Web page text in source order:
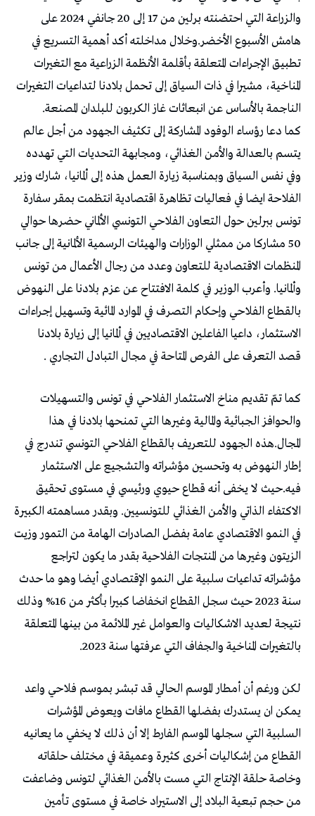
والزراعة التي احتضنته برلين من 17 إلى 20 جانفي 2024 على
هامش الأسبوع الأخضر.وخلال مداخلته أكد أهمية التسريع في
تطبيق الإجراءات المتعلقة بأقلمة الأنظمة الزراعية مع التغيرات
المناخية، مشيرا في ذات السياق إلى تحمل بلادنا لتداعيات التغيرات
الناجمة بالأساس عن انبعاثات غاز الكربون للبلدان المصنعة.
كما دعا رؤساء الوفود المشاركة إلى تكثيف الجهود من أجل عالم
يتسم بالعدالة والأمن الغذائي، ومجابهة التحديات التي تهدده
وفي نفس السياق وبمناسبة زيارة العمل هذه إلى ألمانيا، شارك وزير
الفلاحة ايضا في فعاليات تظاهرة اقتصادية انتظمت بمقر سفارة
تونس ببرلين حول التعاون الفلاحي التونسي الألماني حضرها حوالي
50 مشاركا من ممثلي الوزارات والهيئات الرسمية الألمانية إلى جانب
المنظمات الاقتصادية للتعاون وعدد من رجال الأعمال من تونس
وألمانيا. وأعرب الوزير في كلمة الافتتاح عن عزم بلادنا على النهوض
بالقطاع الفلاحي وإحكام التصرف في الموارد المائية وتسهيل إجراءات
الاستثمار، داعيا الفاعلين الاقتصاديين في ألمانيا إلى زيارة بلادنا
قصد التعرف على الفرص المتاحة في مجال التبادل التجاري .
كما تمّ تقديم مناخ الاستثمار الفلاحي في تونس والتسهيلات
والحوافز الجبائية والمالية وغيرها التي تمنحها بلادنا في هذا
المجال.هذه الجهود للتعريف بالقطاع الفلاحي التونسي تندرج في
إطار النهوض به وتحسين مؤشراته والتشجيع على الاستثمار
فيه.حيث لا يخفى أنه قطاع حيوي ورئيسي في مستوى تحقيق
الاكتفاء الذاتي والأمن الغذائي للتونسيين. وبقدر مساهمته الكبيرة
في النمو الاقتصادي عامة بفضل الصادرات الهامة من التمور وزيت
الزيتون وغيرها من المنتجات الفلاحية بقدر ما يكون لتراجع
مؤشراته تداعيات سلبية على النمو الإقتصادي أيضا وهو ما حدث
سنة 2023 حيث سجل القطاع انخفاضا كبيرا بأكثر من 16% وذلك
نتيجة لعديد الاشكاليات والعوامل غير الملائمة من بينها المتعلقة
بالتغيرات المناخية والجفاف التي عرفتها سنة 2023.
لكن ورغم أن أمطار الموسم الحالي قد تبشر بموسم فلاحي واعد
يمكن ان يستدرك بفضلها القطاع مافات ويعوض المؤشرات
السلبية التي سجلها الموسم الفارط إلا أن ذلك لا يخفي ما يعانيه
القطاع من إشكاليات أخرى كثيرة وعميقة في مختلف حلقاته
وخاصة حلقة الإنتاج التي مست بالأمن الغذائي لتونس وضاعفت
من حجم تبعية البلاد إلى الاستيراد خاصة في مستوى تأمين